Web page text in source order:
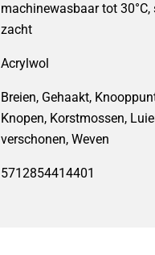
machinewasbaar tot
zacht
Breien, Gehaakt,
Knopen, Korstmossen,
verschonen, Weven
5712854414401